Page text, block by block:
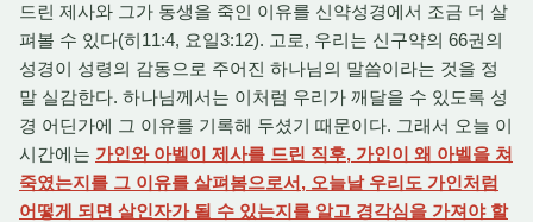
드린 제사와 그가 동생을 죽인 이유를 신약성경에서 조금 더 살
펴볼 수 있다(히11:4, 요일3:12). 고로, 우리는 신구약의 66권의
성경이 성령의 감동으로 주어진 하나님의 말씀이라는 것을 정
말 실감한다. 하나님께서는 이처럼 우리가 깨달을 수 있도록 성
경 어딘가에 그 이유를 기록해 두셨기 때문이다. 그래서 오늘 이
시간에는 가인와 아벨이 제사를 드린 직후, 가인이 왜 아벨을 쳐
죽였는지를 그 이유를 살펴봄으로서, 오늘날 우리도 가인처럼
어떻게 되면 살인자가 될 수 있는지를 알고 경각심을 가져야 할